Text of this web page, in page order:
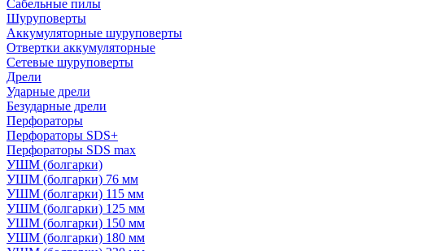
Сабельные пилы
Шуруповерты
Аккумуляторные шуруповерты
Отвертки аккумуляторные
Сетевые шуруповерты
Дрели
Ударные дрели
Безударные дрели
Перфораторы
Перфораторы SDS+
Перфораторы SDS max
УШМ (болгарки)
УШМ (болгарки) 76 мм
УШМ (болгарки) 115 мм
УШМ (болгарки) 125 мм
УШМ (болгарки) 150 мм
УШМ (болгарки) 180 мм